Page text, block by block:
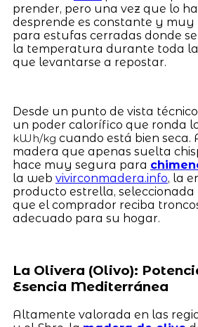
prender, pero una vez que lo
desprende es constante y muy
para estufas cerradas donde
la temperatura durante toda la
que levantarse a repostar.
Desde un punto de vista
un poder calorífico que ronda
kWh/kg cuando está bien seca.
madera que apenas suelta
hace muy segura para
la web vivirconmadera.info, la
producto estrella,
que el comprador reciba
adecuado para su hogar.
La Olivera (Olivo):
Esencia Mediterránea
Altamente valorada en las